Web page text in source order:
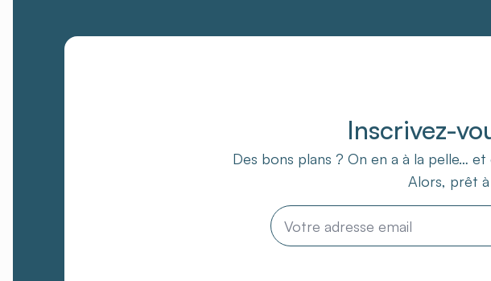
Inscrivez-
Des bons plans ? On en a à la pelle…
Alors, prêt
Email